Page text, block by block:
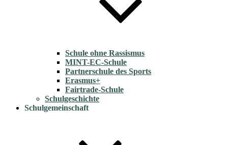
Schule ohne Rassismus
MINT-EC-Schule
Partnerschule des Sports
Erasmus+
Fairtrade-Schule
Schulgeschichte
Schulgemeinschaft